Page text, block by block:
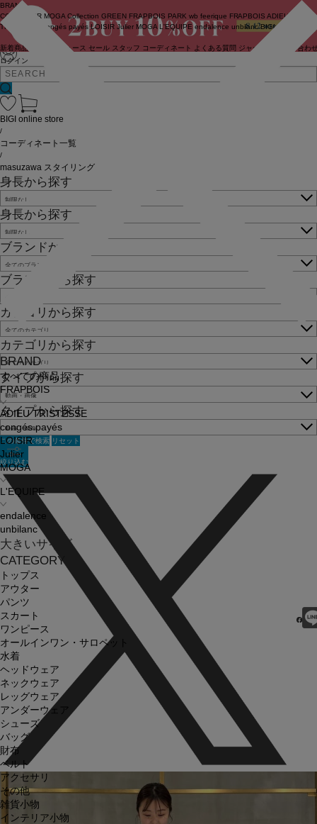
ログイン
BRAND
COUTURIER MOGA Collection GREEN FRAPBOIS PARK wb feerique FRAPBOIS ADIEU
TRISTESSE
congés payés LOISIR Julier MOGA L'EQUIPE endalence unbilanc BIGI online store
新着商品 ニュース セール スタッフ コーディネート よくある質問 ジャーナル お問い合わ
BRAND
すべての商品
FRAPBOIS
ADIEU TRISTESSE
congés payés
LOISIR
Julier
MOGA
L'EQUIPE
endalence
unbilanc
大きいサイズ
CATEGORY
トップス
アウター
パンツ
スカート
ワンピース
オールインワン・サロペット
水着
ヘッドウェア
ネックウェア
レッグウェア
アンダーウェア
シューズ
バッグ
財布
ベルト
アクセサリ
その他
雑貨小物
インテリア小物
BIGI online store
/
コーディネート一覧
/
masuzawa スタイリング
身長から探す
身長から探す
ブランドから探す
ブランドから探す
カテゴリから探す
カテゴリから探す
タイプから探す
タイプから探す
この条件で検索 リセット
絞り込む